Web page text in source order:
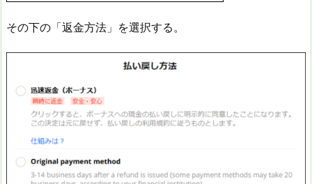
その下の「返金方法」を選択する。